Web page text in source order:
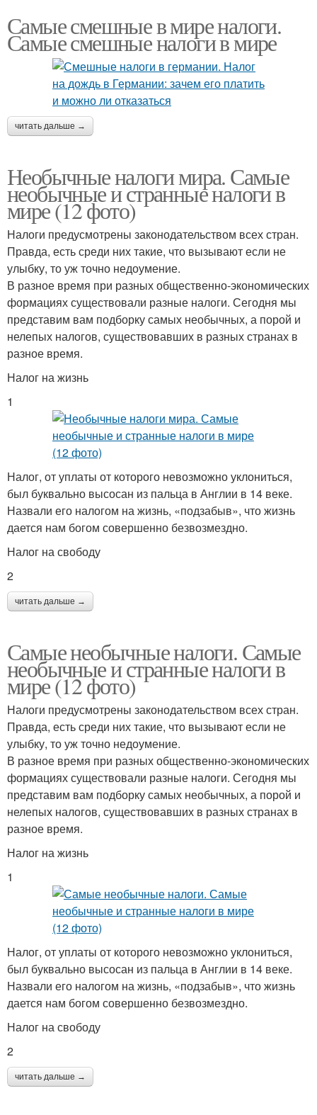
Самые смешные в мире налоги.
Самые смешные налоги в мире
читать дальше →
Необычные налоги мира. Самые
необычные и странные налоги в
мире (12 фото)
Налоги предусмотрены законодательством всех стран.
Правда, есть среди них такие, что вызывают если не
улыбку, то уж точно недоумение.
В разное время при разных общественно-экономических
формациях существовали разные налоги. Сегодня мы
представим вам подборку самых необычных, а порой и
нелепых налогов, существовавших в разных странах в
разное время.
Налог на жизнь
1
Налог, от уплаты от которого невозможно уклониться,
был буквально высосан из пальца в Англии в 14 веке.
Назвали его налогом на жизнь, «подзабыв», что жизнь
дается нам богом совершенно безвозмездно.
Налог на свободу
2
читать дальше →
Самые необычные налоги. Самые
необычные и странные налоги в
мире (12 фото)
Налоги предусмотрены законодательством всех стран.
Правда, есть среди них такие, что вызывают если не
улыбку, то уж точно недоумение.
В разное время при разных общественно-экономических
формациях существовали разные налоги. Сегодня мы
представим вам подборку самых необычных, а порой и
нелепых налогов, существовавших в разных странах в
разное время.
Налог на жизнь
1
Налог, от уплаты от которого невозможно уклониться,
был буквально высосан из пальца в Англии в 14 веке.
Назвали его налогом на жизнь, «подзабыв», что жизнь
дается нам богом совершенно безвозмездно.
Налог на свободу
2
читать дальше →